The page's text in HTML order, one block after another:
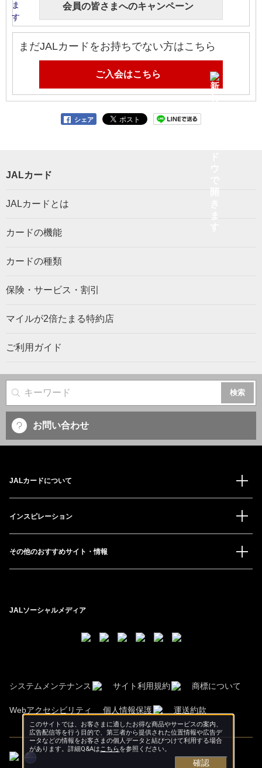
会員の皆さまへのキャンペーン
まだJALカードをお持ちでない方はこちら
ご入会はこちら
シェア
JALカード
JALカードとは
カードの機能
カードの種類
保険・サービス・割引
マイルが2倍たまる特約店
ご利用ガイド
サイト内検索
お問い合わせ
JALカードについて
インスピレーション
その他のおすすめサイト・情報
JALソーシャルメディア
システムメンテナンス サイト利用規約 商標について
Webアクセシビリティ 個人情報保護 運送約款
このサイトでは、お客さまに適したお得な商品やサービスの案内、
広告配信等を行う目的で、第三者から提供された位置情報や広告デ
ータなどの情報をお客さまの個人データと結びつけて利用する場合
があります。詳細Q&Aはこちらを参照ください。
確認